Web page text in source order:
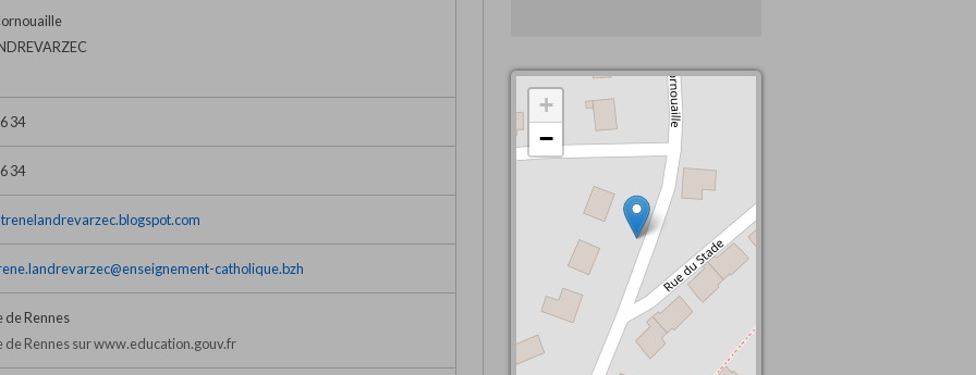
34
34
catholique.bzh
de Rennes
de Rennes sur www.education.gouv.fr
+
−